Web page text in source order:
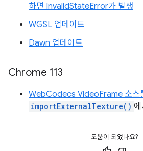
하면 InvalidStateError가 발생
WGSL 업데이트
Dawn 업데이트
Chrome 113
WebCodecs VideoFrame 소스
importExternalTexture()
도움이 되었나요?